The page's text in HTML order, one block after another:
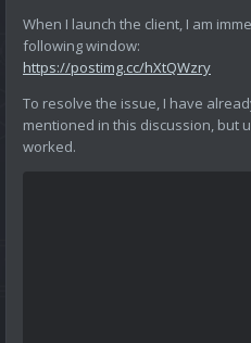
When I launch the client, I am
following window:
https://postimg.cc/hXtQWzry
To resolve the issue, I have
mentioned in this discussion, but
worked.